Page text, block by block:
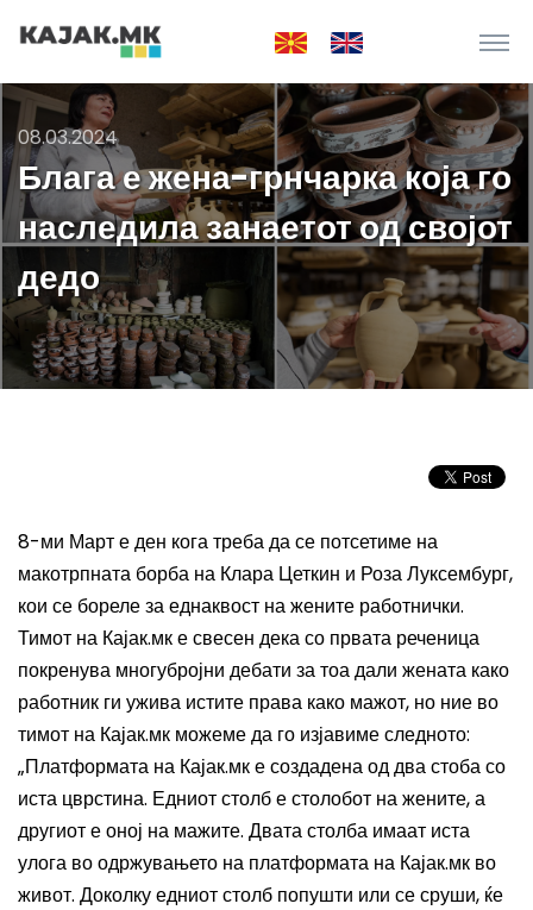
08.03.2024
Блага е жена-грнчарка која го
наследила занаетот од својот
дедо
8-ми Март е ден кога треба да се потсетиме на
макотрпната борба на Клара Цеткин и Роза Луксембург,
кои се бореле за еднаквост на жените работнички.
Тимот на Кајак.мк е свесен дека со првата реченица
покренува многубројни дебати за тоа дали жената како
работник ги ужива истите права како мажот, но ние во
тимот на Кајак.мк можеме да го изјавиме следното:
„Платформата на Кајак.мк е создадена од два стоба со
иста цврстина. Едниот столб е столобот на жените, а
другиот е оној на мажите. Двата столба имаат иста
улога во одржувањето на платформата на Кајак.мк во
живот. Доколку едниот столб попушти или се сруши, ќе